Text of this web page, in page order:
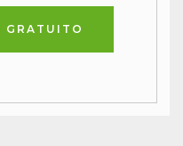
GRATUITO